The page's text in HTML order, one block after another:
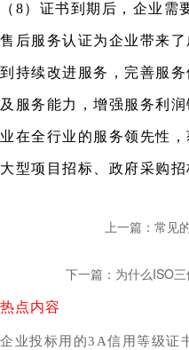
（8）证书到期后，企业需
售后服务认证为企业带来
到持续改进服务，完善服
及服务能力，增强服务利
业在全行业的服务领先性
大型项目招标、政府采购
上一篇：常见
下一篇：为什么ISO
热点内容